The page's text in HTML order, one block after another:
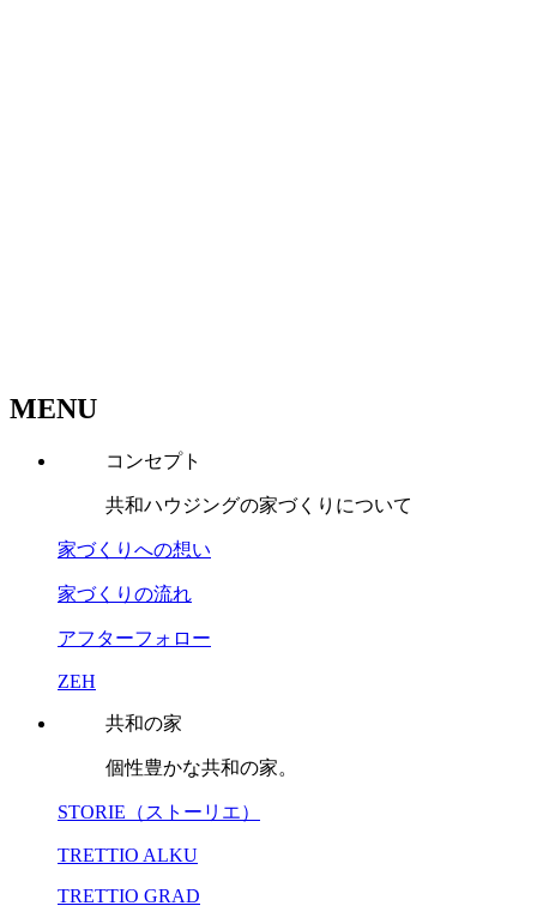
MENU
コンセプト
共和ハウジングの家づくりについて
家づくりへの想い
家づくりの流れ
アフターフォロー
ZEH
共和の家
個性豊かな共和の家。
STORIE（ストーリエ）
TRETTIO ALKU
TRETTIO GRAD